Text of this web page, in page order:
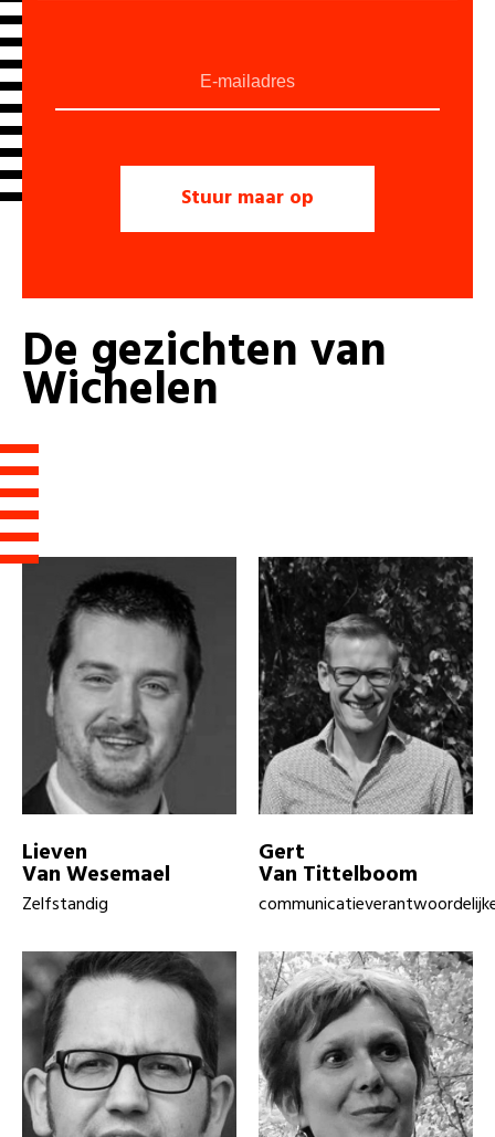
De gezichtenvan
Wichelen
Lieven
Van Wesemael
Zelfstandig
Gert
Van Tittelboom